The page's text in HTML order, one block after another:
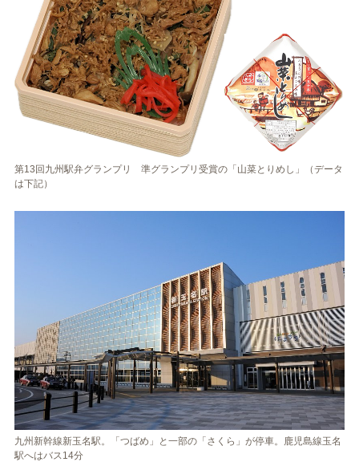
第13回九州駅弁グランプリ 準グランプリ受賞の「山菜とりめし」（データ
は下記）
九州新幹線新玉名駅。「つばめ」と一部の「さくら」が停車。鹿児島線玉名
駅へはバス14分